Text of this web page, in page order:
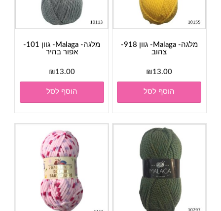
מלגה- Malaga- גוון 101-
אפור בהיר
₪13.00
הוסף לסל
מלגה- Malaga- גוון 918-
צהוב
₪13.00
הוסף לסל